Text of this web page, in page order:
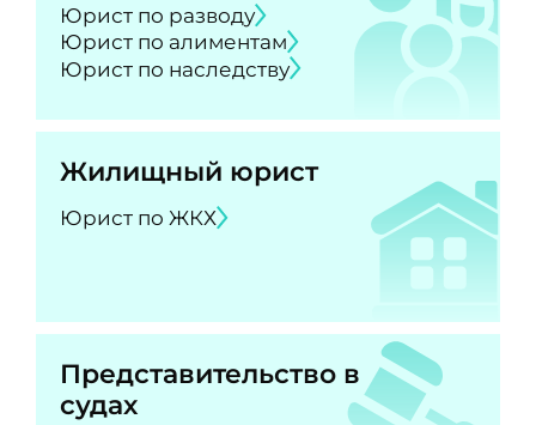
Юрист по разводу
Юрист по алиментам
Юрист по наследству
Жилищный юрист
Юрист по ЖКХ
Представительство в
судах